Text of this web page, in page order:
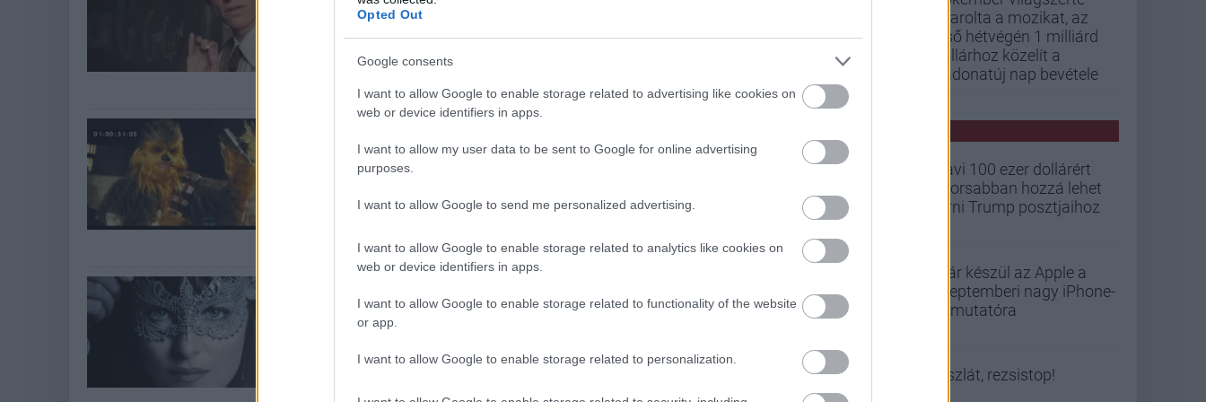
Opted Out
Google consents
I want to allow Google to enable storage related to advertising like cookies on
web or device identifiers in apps.
I want to allow my user data to be sent to Google for online advertising
purposes.
I want to allow Google to send me personalized advertising.
I want to allow Google to enable storage related to analytics like cookies on
web or device identifiers in apps.
I want to allow Google to enable storage related to functionality of the website
or app.
I want to allow Google to enable storage related to personalization.
| 2016.11.10 07:11
színész jelentkezett a Star Wars: Az ébredő Erő egyik szerepére is, de
be Chewbacca a törölt jelenetben
| 2016.10.19 09:35
Az első Csillagok háborúja film óta tudjuk, hogy érdemesebb inkább
| 2016.09.16 10:10
szürke ötven árnyalata folytatásának első trailere, ugyanis A sötét
letarolta a mozikat, az
első hétvégén 1 milliárd
dollárhoz közelít a
Vadonatúj nap bevétele
Havi 100 ezer dollárért
gyorsabban hozzá lehet
férni Trump posztjaihoz
Már készül az Apple a
szeptemberi nagy iPhone-
bemutatóra
Viszlát, rezsistop!